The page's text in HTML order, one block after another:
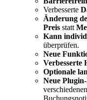
Verbesserte
Änderung
Preis statt
Kann
überprüfen.
Neue
Verbesserte
Optionale
Neue